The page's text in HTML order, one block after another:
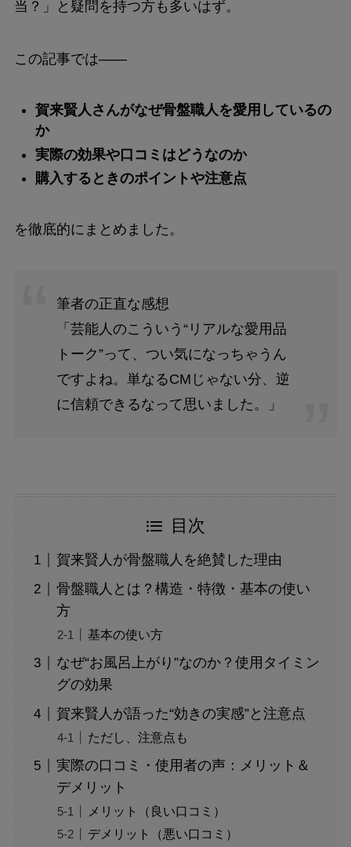
当？」と疑問を持つ方も多いはず。
この記事では――
賀来賢人さんがなぜ骨盤職人を愛用しているの
か
実際の効果や口コミはどうなのか
購入するときのポイントや注意点
を徹底的にまとめました。
筆者の正直な感想
「芸能人のこういう“リアルな愛用品
トーク”って、つい気になっちゃうん
ですよね。単なるCMじゃない分、逆
に信頼できるなって思いました。」
目次
賀来賢人が骨盤職人を絶賛した理由
骨盤職人とは？構造・特徴・基本の使い
方
基本の使い方
なぜ“お風呂上がり”なのか？使用タイミン
グの効果
賀来賢人が語った“効きの実感”と注意点
ただし、注意点も
実際の口コミ・使用者の声：メリット＆
デメリット
メリット（良い口コミ）
デメリット（悪い口コミ）